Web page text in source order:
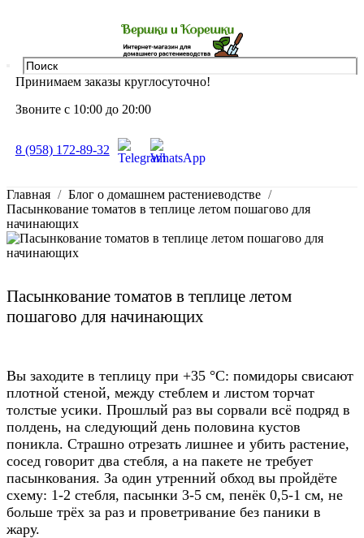
Принимаем заказы круглосуточно!
Звоните с 10:00 до 20:00
8 (958) 172-89-32
Главная
Блог о домашнем растениеводстве
Пасынкование томатов в теплице летом пошагово для
начинающих
Пасынкование томатов в теплице летом
пошагово для начинающих
Вы заходите в теплицу при +35 °C: помидоры свисают
плотной стеной, между стеблем и листом торчат
толстые усики. Прошлый раз вы сорвали всё подряд в
полдень, на следующий день половина кустов
поникла. Страшно отрезать лишнее и убить растение,
сосед говорит два стебля, а на пакете не требует
пасынкования. За один утренний обход вы пройдёте
схему: 1-2 стебля, пасынки 3-5 см, пенёк 0,5-1 см, не
больше трёх за раз и проветривание без паники в
жару.